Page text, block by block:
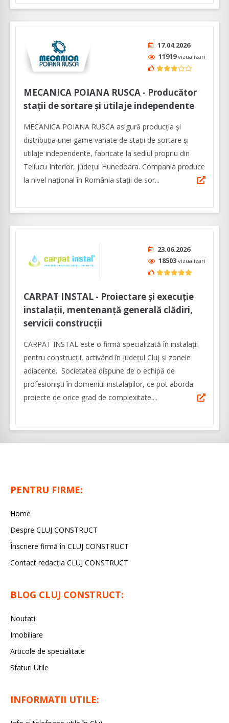
17.04.2026
11919vizualizari
MECANICA POIANA RUSCA - Producător
staţii de sortare şi utilaje independente
MECANICA POIANA RUSCA asigură producţia şi
distribuția unei game variate de staţii de sortare şi
utilaje independente, fabricate la sediul propriu din
Teliucu Inferior, județul Hunedoara. Compania produce
la nivel naţional în România stații de sor...
23.06.2026
18503 vizualizari
CARPAT INSTAL - Proiectare și execuție
instalații, mentenanță generală clădiri,
servicii construcții
CARPAT INSTAL este o firmă specializată în instalații
pentru construcții, activând în județul Cluj și zonele
adiacente. Societatea dispune de o echipă de
profesioniști în domeniul instalațiilor, ce pot aborda
proiecte de orice grad de complexitate....
PENTRU FIRME:
Home
Despre CLUJ CONSTRUCT
Înscriere firmă în CLUJ CONSTRUCT
Contact redacția CLUJ CONSTRUCT
BLOG CLUJ CONSTRUCT:
Noutati
Imobiliare
Articole de specialitate
Sfaturi Utile
INFORMATII UTILE: